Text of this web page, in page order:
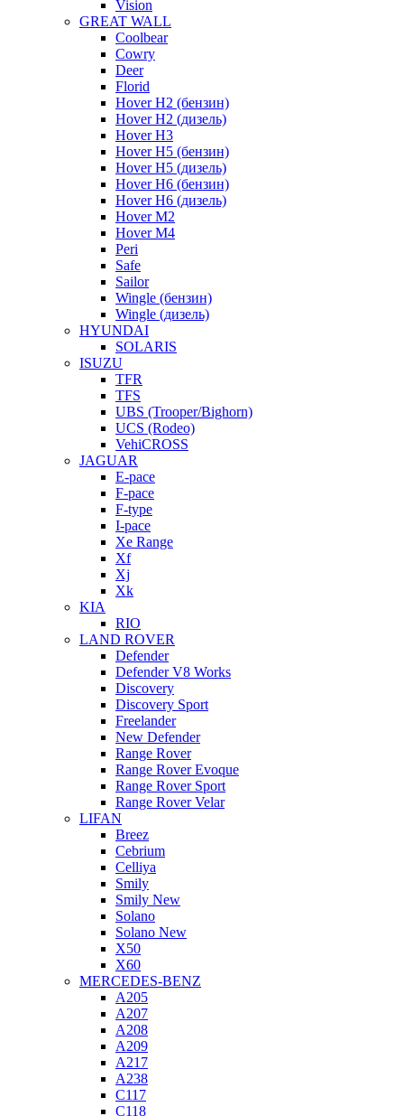
Vision
GREAT WALL
Coolbear
Cowry
Deer
Florid
Hover H2 (бензин)
Hover H2 (дизель)
Hover H3
Hover H5 (бензин)
Hover H5 (дизель)
Hover H6 (бензин)
Hover H6 (дизель)
Hover M2
Hover M4
Peri
Safe
Sailor
Wingle (бензин)
Wingle (дизель)
HYUNDAI
SOLARIS
ISUZU
TFR
TFS
UBS (Trooper/Bighorn)
UCS (Rodeo)
VehiCROSS
JAGUAR
E-pace
F-pace
F-type
I-pace
Xe Range
Xf
Xj
Xk
KIA
RIO
LAND ROVER
Defender
Defender V8 Works
Discovery
Discovery Sport
Freelander
New Defender
Range Rover
Range Rover Evoque
Range Rover Sport
Range Rover Velar
LIFAN
Breez
Cebrium
Celliya
Smily
Smily New
Solano
Solano New
X50
X60
MERCEDES-BENZ
A205
A207
A208
A209
A217
A238
C117
C118